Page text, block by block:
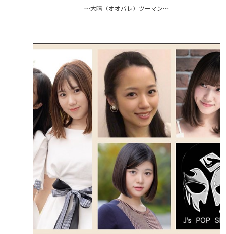
～大晴（オオバレ）ツーマン～